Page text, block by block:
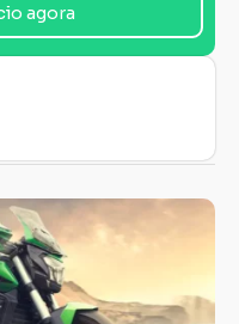
agora